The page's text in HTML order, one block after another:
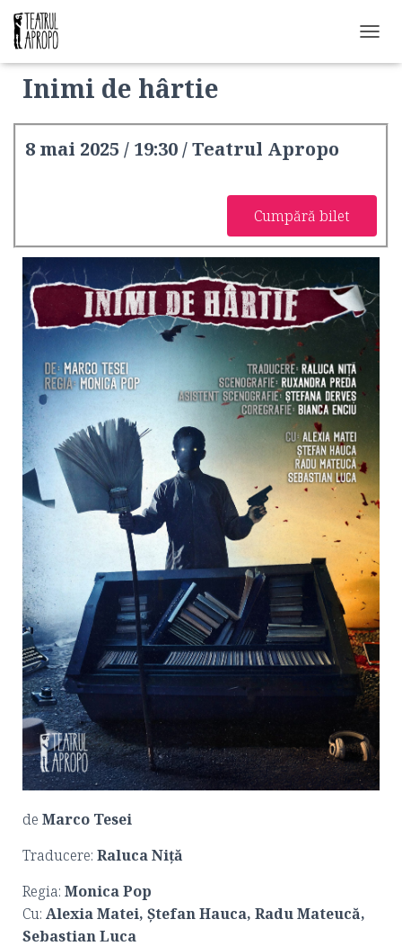
O
I
A
R
Inimi de hârtie
8 mai 2025 / 19:30 / Teatrul Apropo
Cumpără bilet
de Marco Tesei
Traducere: Raluca Niță
Regia: Monica Pop
Cu: Alexia Matei, Ștefan Hauca, Radu Mateucă,
Sebastian Luca